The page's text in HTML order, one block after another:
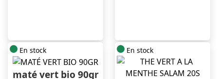
En stock
maté vert bio 90gr
En stock